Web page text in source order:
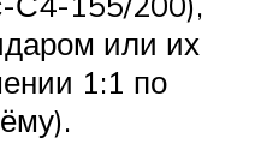
или их
1:1 по